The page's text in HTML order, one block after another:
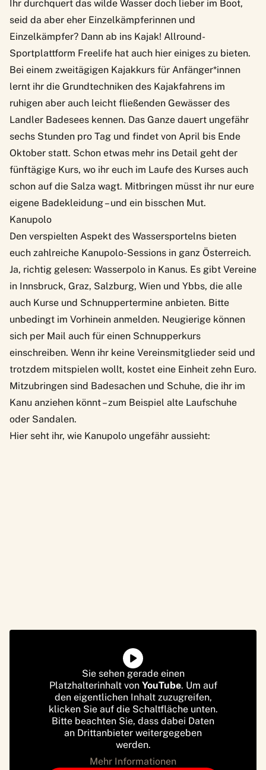
Ihr durchquert das wilde Wasser doch lieber im Boot,
seid da aber eher Einzelkämpferinnen und
Einzelkämpfer? Dann ab ins Kajak! Allround-
Sportplattform Freelife hat auch hier einiges zu bieten.
Bei einem zweitägigen Kajakkurs für Anfänger*innen
lernt ihr die Grundtechniken des Kajakfahrens im
ruhigen aber auch leicht fließenden Gewässer des
Landler Badesees kennen. Das Ganze dauert ungefähr
sechs Stunden pro Tag und findet von April bis Ende
Oktober statt. Schon etwas mehr ins Detail geht der
fünftägige Kurs, wo ihr euch im Laufe des Kurses auch
schon auf die Salza wagt. Mitbringen müsst ihr nur eure
eigene Badekleidung – und ein bisschen Mut.
Kanupolo
Den verspielten Aspekt des Wassersportelns bieten
euch zahlreiche Kanupolo-Sessions in ganz Österreich.
Ja, richtig gelesen: Wasserpolo in Kanus. Es gibt Vereine
in Innsbruck, Graz, Salzburg, Wien und Ybbs, die alle
auch Kurse und Schnuppertermine anbieten. Bitte
unbedingt im Vorhinein anmelden. Neugierige können
sich per Mail auch für einen Schnupperkurs
einschreiben. Wenn ihr keine Vereinsmitglieder seid und
trotzdem mitspielen wollt, kostet eine Einheit zehn Euro.
Mitzubringen sind Badesachen und Schuhe, die ihr im
Kanu anziehen könnt – zum Beispiel alte Laufschuhe
oder Sandalen.
Hier seht ihr, wie Kanupolo ungefähr aussieht:
Sie sehen gerade einen
Platzhalterinhalt von YouTube. Um auf
den eigentlichen Inhalt zuzugreifen,
klicken Sie auf die Schaltfläche unten.
Bitte beachten Sie, dass dabei Daten
an Drittanbieter weitergegeben
werden.
Mehr Informationen